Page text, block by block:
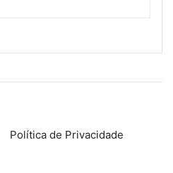
Política de Privacidade